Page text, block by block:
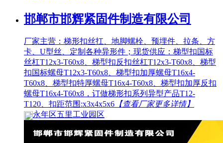
邯郸市邯辉紧固件制造有限公司
厂家主营：梯形扣丝扛、地脚螺栓、预埋件、拉条、方
卡、U型丝、定制各种异形件；现货供应：梯型扣国标
丝杠T12x3-T60x8、梯型扣反扣丝杠T12x3-T60x8、梯型
扣国标螺母T12x3-T60x8、梯型扣加厚螺母T16x4-
T60x8、梯型扣特厚螺母T16x4-T60x8、梯型扣加厚反扣
螺母T16x4-T60x8，订做梯形扣系列异型产品T12-
T120、扣距范围:x3x4x5x6 【查看厂家更多详情】
永年区五里工业园区